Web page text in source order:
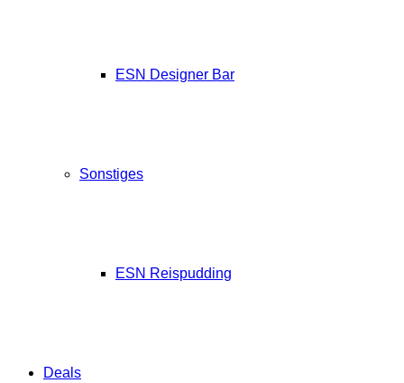
ESN Designer Bar
Sonstiges
ESN Reispudding
Deals